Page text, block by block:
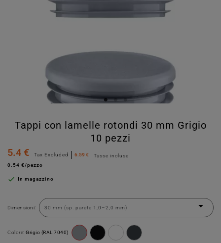
Tappi con lamelle rotondi 30 mm Grigio
10 pezzi
5.4 €
Tax Excluded 6.59 €
Tasse incluse
0.54 €/pezzo
 In magazzino
Dimensioni:
Colore: Grigio (RAL 7040)